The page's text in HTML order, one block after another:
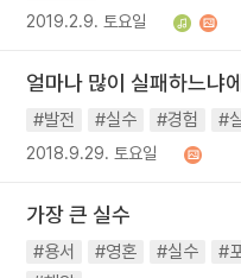
2019.2.9. 토요일
얼마나 많이 실패하느냐
#발전 #실수 #경험 #
2018.9.29. 토요일
가장 큰 실수
#용서 #영혼 #실수 #